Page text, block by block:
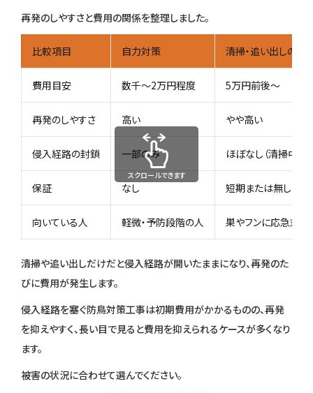
再発のしやすさと費用の関係を整理しました。
比較項目 自力対策 清掃・追い出しのみ
費用目安 数千〜2万円程度 5万円前後〜
再発のしやすさ 高い やや高い
侵入経路の封鎖 一部のみ ほぼなし（清掃中心）
保証 なし 短期または無し
向いている人 軽微・予防段階の人 巣やフンに応急対応
スクロールできます
清掃や追い出しだけだと侵入経路が開いたままになり、再発のた
びに費用が発生します。
侵入経路を塞ぐ防鳥対策工事は初期費用がかかるものの、再発
を抑えやすく、長い目で見ると費用を抑えられるケースが多くなり
ます。
被害の状況に合わせて選んでください。